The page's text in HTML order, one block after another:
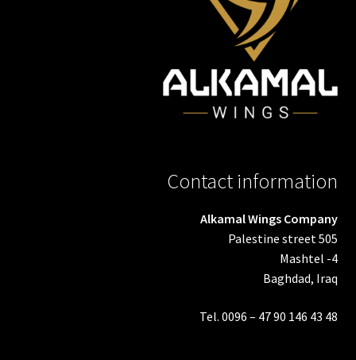
Contact information
Alkamal Wings Company
Palestine street 505
Mashtel -4
Baghdad, Iraq
Tel. 0096 – 47 90 146 43 48